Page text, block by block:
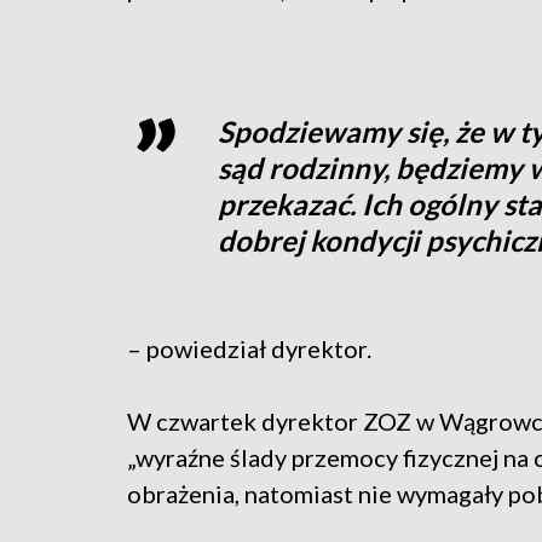
Spodziewamy się, że w
sąd rodzinny, będziemy
przekazać. Ich ogólny
dobrej kondycji
– powiedział dyrektor.
W czwartek dyrektor ZOZ w
„wyraźne ślady przemocy fizycznej
obrażenia, natomiast nie wymagały